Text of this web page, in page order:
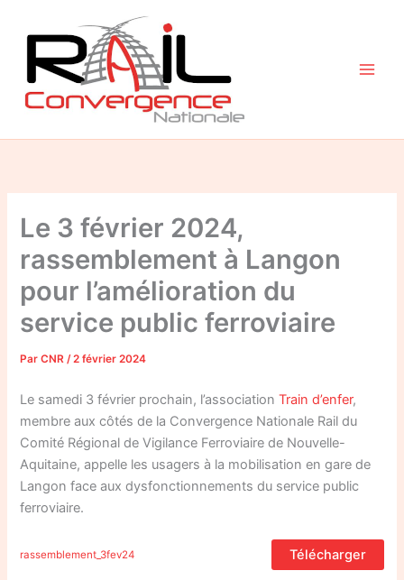
contenu
Le 3 février 2024,
rassemblement à Langon
pour l’amélioration du
service public ferroviaire
ParCNR/2 février 2024
Le samedi 3 février prochain, l’associationTrain d’enfer,
membre aux côtés de la Convergence Nationale Rail du
Comité Régional de Vigilance Ferroviaire de Nouvelle-
Aquitaine, appelle les usagers à la mobilisation en gare de
Langon face aux dysfonctionnements du service public
ferroviaire.
rassemblement_3fev24 Télécharger